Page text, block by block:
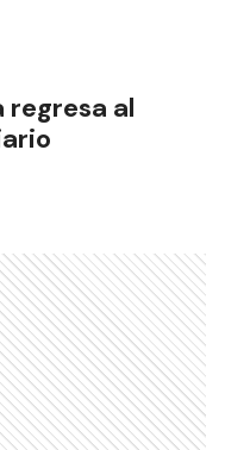
regresa al